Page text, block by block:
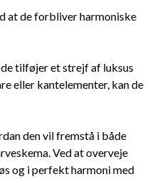
at de forbliver harmoniske
tilføjer et strejf af luksus
eller kantelementer, kan de
den vil fremstå i både
Ved at overveje
og i perfekt harmoni med